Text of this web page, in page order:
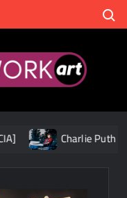
Charlie Puth zakończył